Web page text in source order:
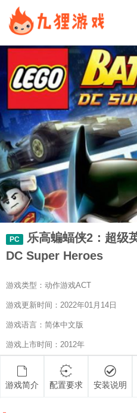
PC
乐高蝙蝠侠2：超级
DC Super Heroes
游戏类型：动作游戏ACT
游戏更新时间：2022年01月14日
游戏语言：简体中文版
游戏上市时间：2012年
游戏简介 配置要求 安装说明